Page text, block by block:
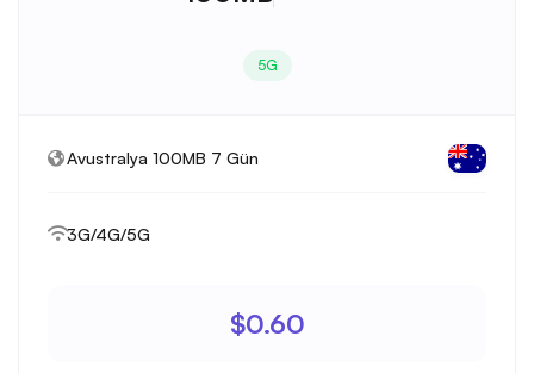
5G
Avustralya 100MB 7 Gün
3G/4G/5G
$0.60